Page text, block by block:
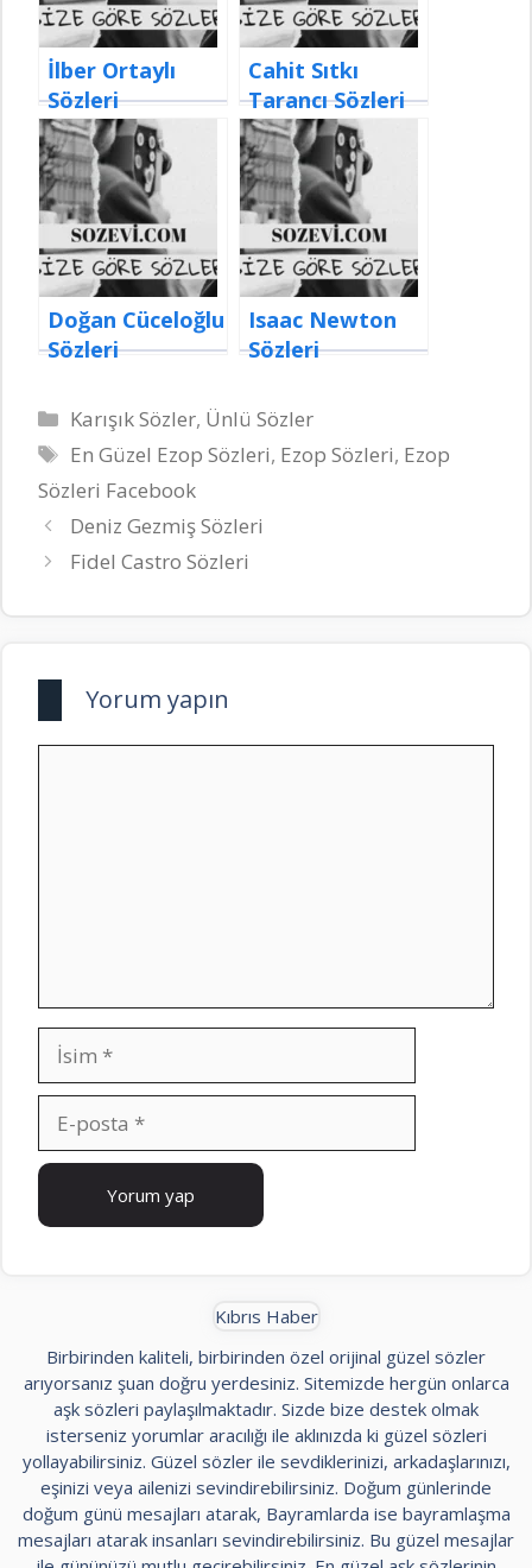
İlber Ortaylı
Sözleri
Cahit Sıtkı
Tarancı Sözleri
Doğan Cüceloğlu
Sözleri
Isaac Newton
Sözleri
Kategoriler
Karışık Sözler, Ünlü Sözler
Etiketler
En Güzel Ezop Sözleri, Ezop Sözleri, Ezop
Sözleri Facebook
Deniz Gezmiş Sözleri
Fidel Castro Sözleri
Yorum yapın
İsim
posta
İnternet
Kıbrıs Haber
Birbirinden kaliteli, birbirinden özel orijinal güzel sözler
arıyorsanız şuan doğru yerdesiniz. Sitemizde hergün onlarca
aşk sözleri paylaşılmaktadır. Sizde bize destek olmak
isterseniz yorumlar aracılığı ile aklınızda ki güzel sözleri
yollayabilirsiniz. Güzel sözler ile sevdiklerinizi, arkadaşlarınızı,
eşinizi veya ailenizi sevindirebilirsiniz. Doğum günlerinde
doğum günü mesajları atarak, Bayramlarda ise bayramlaşma
mesajları atarak insanları sevindirebilirsiniz. Bu güzel mesajlar